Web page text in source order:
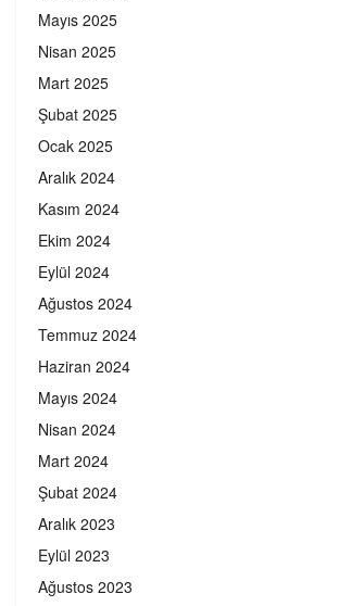
Mayıs 2025
Nisan 2025
Mart 2025
Şubat 2025
Ocak 2025
Aralık 2024
Kasım 2024
Ekim 2024
Eylül 2024
Ağustos 2024
Temmuz 2024
Haziran 2024
Mayıs 2024
Nisan 2024
Mart 2024
Şubat 2024
Aralık 2023
Eylül 2023
Ağustos 2023